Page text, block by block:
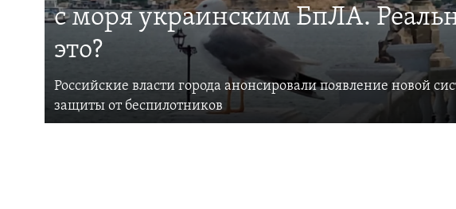
с моря украинским БпЛА.
это?
Российские власти города анонсировали появление новой
защиты от беспилотников